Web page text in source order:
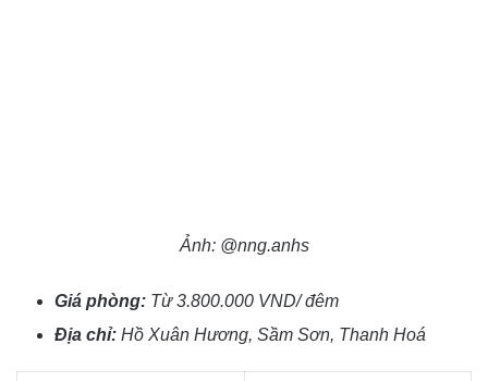
Ảnh: @nng.anhs
Giá phòng: Từ 3.800.000 VND/ đêm
Địa chỉ: Hồ Xuân Hương, Sầm Sơn, Thanh Hoá